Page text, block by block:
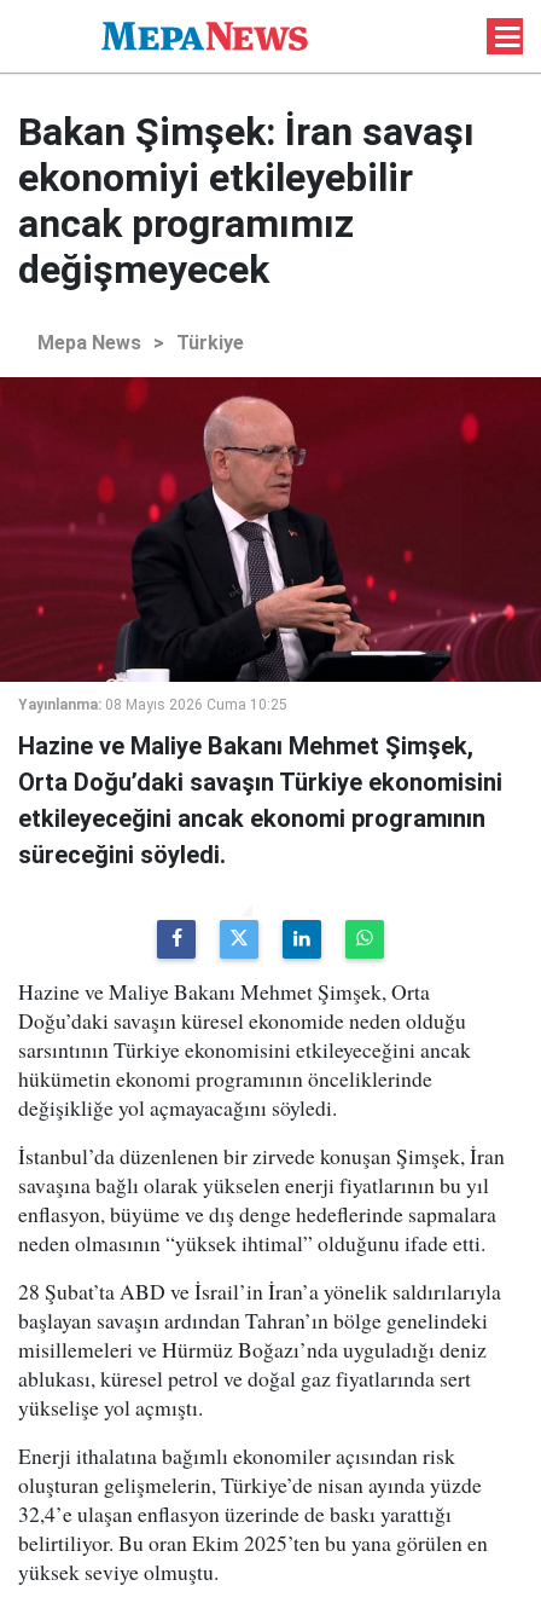
Bakan Şimşek: İran savaşı
ekonomiyi etkileyebilir
ancak programımız
değişmeyecek
Mepa News > Türkiye
Yayınlanma: 08 Mayıs 2026 Cuma 10:25
Hazine ve Maliye Bakanı Mehmet Şimşek,
Orta Doğu’daki savaşın Türkiye ekonomisini
etkileyeceğini ancak ekonomi programının
süreceğini söyledi.
Hazine ve Maliye Bakanı Mehmet Şimşek, Orta
Doğu’daki savaşın küresel ekonomide neden olduğu
sarsıntının Türkiye ekonomisini etkileyeceğini ancak
hükümetin ekonomi programının önceliklerinde
değişikliğe yol açmayacağını söyledi.
İstanbul’da düzenlenen bir zirvede konuşan Şimşek, İran
savaşına bağlı olarak yükselen enerji fiyatlarının bu yıl
enflasyon, büyüme ve dış denge hedeflerinde sapmalara
neden olmasının “yüksek ihtimal” olduğunu ifade etti.
28 Şubat’ta ABD ve İsrail’in İran’a yönelik saldırılarıyla
başlayan savaşın ardından Tahran’ın bölge genelindeki
misillemeleri ve Hürmüz Boğazı’nda uyguladığı deniz
ablukası, küresel petrol ve doğal gaz fiyatlarında sert
yükselişe yol açmıştı.
Enerji ithalatına bağımlı ekonomiler açısından risk
oluşturan gelişmelerin, Türkiye’de nisan ayında yüzde
32,4’e ulaşan enflasyon üzerinde de baskı yarattığı
belirtiliyor. Bu oran Ekim 2025’ten bu yana görülen en
yüksek seviye olmuştu.